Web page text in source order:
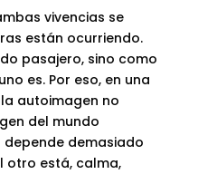
vivencias se
están ocurriendo.
pasajero, sino como
es. Por eso, en una
autoimagen no
del mundo
depende demasiado
otro está, calma,